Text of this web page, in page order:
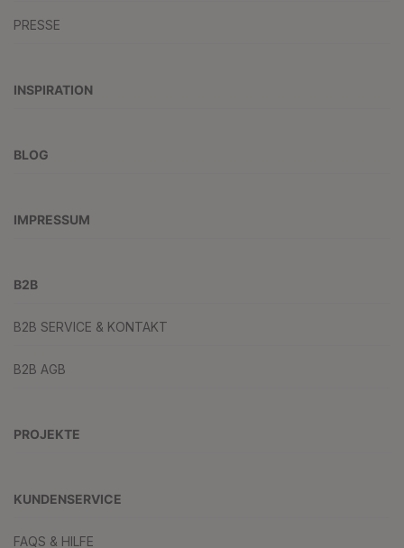
PRESSE
INSPIRATION
BLOG
IMPRESSUM
B2B
B2B SERVICE & KONTAKT
B2B AGB
PROJEKTE
KUNDENSERVICE
FAQS & HILFE